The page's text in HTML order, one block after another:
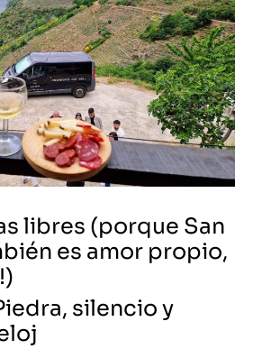
libres (porque San
es amor propio,
silencio y